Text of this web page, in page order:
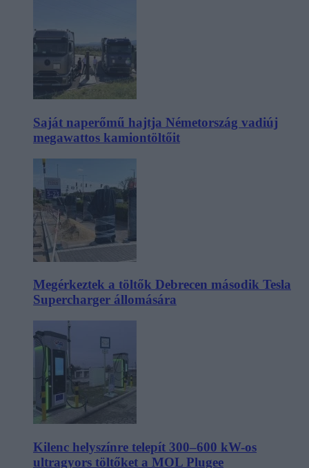
Saját naperőmű hajtja Németország vadiúj
megawattos kamiontöltőit
Megérkeztek a töltők Debrecen második Tesla
Supercharger állomására
Kilenc helyszínre telepít 300–600 kW-os
ultragyors töltőket a MOL Plugee